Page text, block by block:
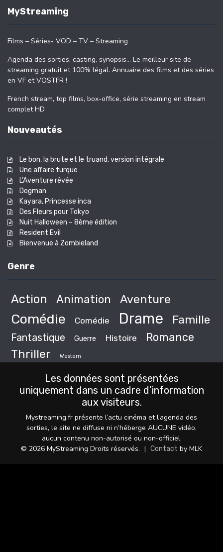
MyStreaming
Films – Séries- VOD – TV – Streaming
Agenda des sorties, casting, synopsis… Le meilleur site de
streaming gratuit et 100% légal. Annuaire des films et des séries
en VF et VOSTFR !
French stream, top films, box-office, série streaming en stream
complet HD
Nouveautés
Le bon, la brute et le truand, version intégrale
Une affaire turque
L’Aventure rêvée
Dogman
Kayara, Princesse inca
Des Fleurs pour Tokyo
Nuit Halloween – 8ème édition
Resident Evil
Bienvenue à Zombieland
Genre
Action Animation Aventure
Comédie Comédie Drame Famille
Fantastique Guerre Histoire Romance
Thriller Western
Les données sont présentées
uniquement dans un cadre d’information
aux visiteurs.
Mystreaming.fr présente l’actu cinéma et l’agenda des
sorties, le site ne diffuse ni n’héberge AUCUNE vidéo,
aucun contenu non-autorisé ou non-officiel.
© 2026 MyStreaming Droits réservés. | Contact by MLK